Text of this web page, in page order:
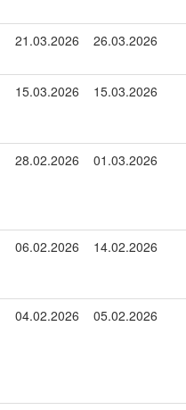
21.03.2026 26.03.2026
15.03.2026 15.03.2026
28.02.2026 01.03.2026
06.02.2026 14.02.2026
04.02.2026 05.02.2026